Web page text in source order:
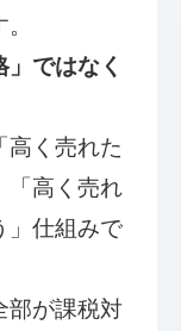
ではなく
高く売れた
「高く売れ
」仕組みで
部が課税対